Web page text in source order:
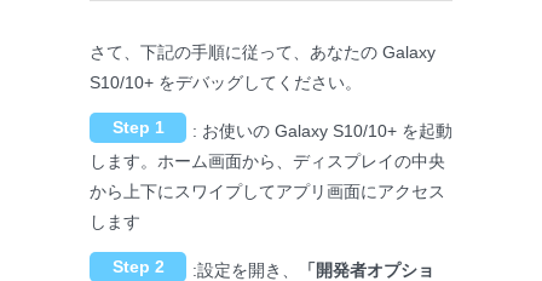
さて、下記の手順に従って、あなたの Galaxy
S10/10+ をデバッグしてください。
Step 1
: お使いの Galaxy S10/10+ を起動
します。ホーム画面から、ディスプレイの中央
から上下にスワイプしてアプリ画面にアクセス
します
Step 2 :設定を開き、
「開発者オプショ